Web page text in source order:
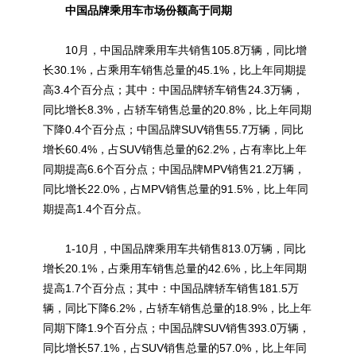
中国品牌乘用车市场份额高于同期
10月，中国品牌乘用车共销售105.8万辆，同比增
长30.1%，占乘用车销售总量的45.1%，比上年同期提
高3.4个百分点；其中：中国品牌轿车销售24.3万辆，
同比增长8.3%，占轿车销售总量的20.8%，比上年同期
下降0.4个百分点；中国品牌SUV销售55.7万辆，同比
增长60.4%，占SUV销售总量的62.2%，占有率比上年
同期提高6.6个百分点；中国品牌MPV销售21.2万辆，
同比增长22.0%，占MPV销售总量的91.5%，比上年同
期提高1.4个百分点。
1-10月，中国品牌乘用车共销售813.0万辆，同比
增长20.1%，占乘用车销售总量的42.6%，比上年同期
提高1.7个百分点；其中：中国品牌轿车销售181.5万
辆，同比下降6.2%，占轿车销售总量的18.9%，比上年
同期下降1.9个百分点；中国品牌SUV销售393.0万辆，
同比增长57.1%，占SUV销售总量的57.0%，比上年同